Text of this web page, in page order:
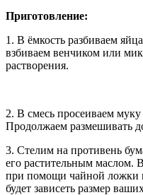
Приготовление:
1. В ёмкость разбиваем
взбиваем венчиком или
растворения.
2. В смесь просеиваем
Продолжаем размешивать
3. Стелим на противень
его растительным маслом.
при помощи чайной ложки
будет зависеть размер